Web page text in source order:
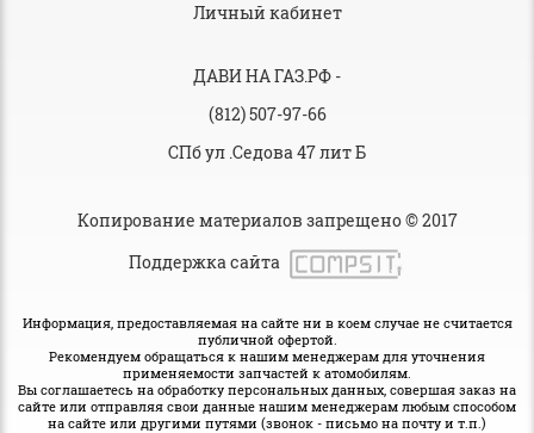
Личный кабинет
ДАВИ НА ГАЗ.РФ -
(812) 507-97-66
СПб ул .Седова 47 лит Б
Копирование материалов запрещено © 2017
Поддержка сайта
Информация, предоставляемая на сайте ни в коем случае не считается
публичной офертой.
Рекомендуем обращаться к нашим менеджерам для уточнения
применяемости запчастей к атомобилям.
Вы соглашаетесь на обработку персональных данных, совершая заказ на
сайте или отправляя свои данные нашим менеджерам любым способом
на сайте или другими путями (звонок - письмо на почту и т.п.)